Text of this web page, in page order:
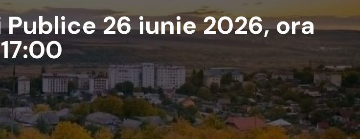
26 iunie 2026, ora
17:00